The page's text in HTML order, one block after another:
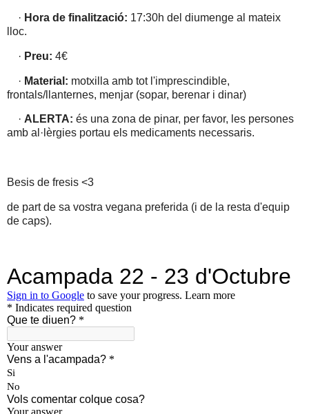
· Hora de finalització: 17:30h del diumenge al mateix
lloc.
· Preu: 4€
· Material: motxilla amb tot l'imprescindible,
frontals/llanternes, menjar (sopar, berenar i dinar)
· ALERTA: és una zona de pinar, per favor, les persones
amb al·lèrgies portau els medicaments necessaris.
Besis de fresis <3
de part de sa vostra vegana preferida (i de la resta d'equip
de caps).